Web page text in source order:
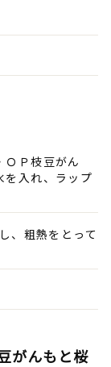
ＯＰ枝豆がん
を入れ、ラップ
、粗熱をとって
がんもと桜